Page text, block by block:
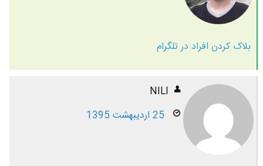
بلاک کردن افراد در تلگرام
NILI
25 اردیبهشت 1395